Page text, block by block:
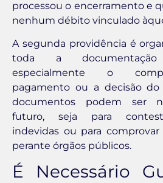
processou o encerramento e
nenhum débito vinculado
A segunda providência é
toda a documentação
especialmente o
pagamento ou a decisão do
documentos podem ser
futuro, seja para
indevidas ou para
perante órgãos públicos.
É Necessário